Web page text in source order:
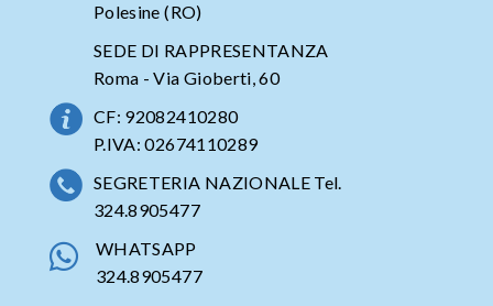
Polesine (RO)
SEDE DI RAPPRESENTANZA
Roma - Via Gioberti, 60
CF: 92082410280
P.IVA: 02674110289
SEGRETERIA NAZIONALE Tel.
324.8905477
WHATSAPP
324.8905477